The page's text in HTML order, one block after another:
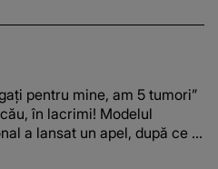
pentru mine, am 5 tumori”
în lacrimi! Modelul
a lansat un apel, după ce a